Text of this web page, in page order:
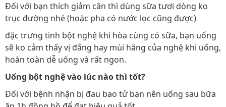
Đối với bạn thích giảm cân thì dùng sữa tươi dòng ko
trục đường nhé (hoặc pha có nước lọc cũng được)
đặc trưng tinh bột nghệ khi hòa cùng có sữa, bạn uống
sẽ ko cảm thấy vị đắng hay mùi hăng của nghệ khi uống,
hoàn toàn dễ uống và rất ngon.
Uống bột nghệ vào lúc nào thì tốt?
Đối với bệnh nhận bị đau bao tử bạn nên uống sau bữa